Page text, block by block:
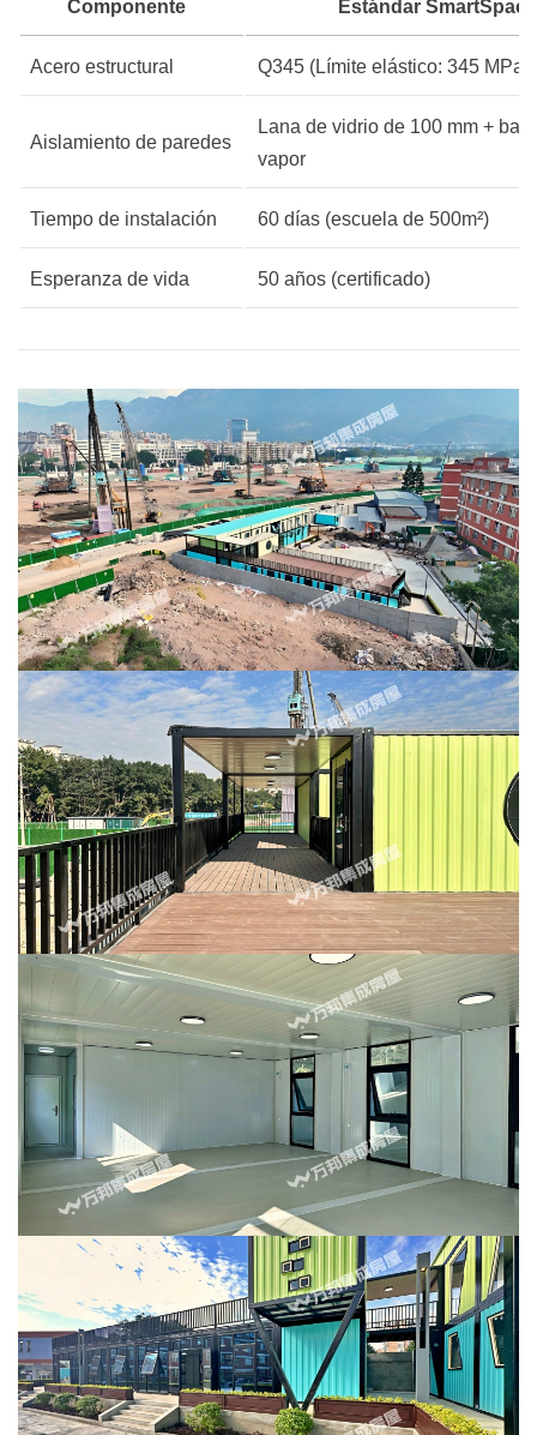
Componente Estándar SmartSpace
Acero estructural Q345 (Límite elástico: 345 MPa)
Aislamiento de paredes
Lana de vidrio de 100 mm +
vapor
Tiempo de instalación 60 días (escuela de 500m²)
Esperanza de vida 50 años (certificado)